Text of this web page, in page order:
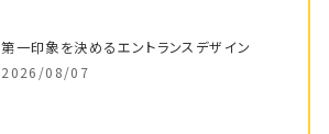
第一印象を決めるエントランスデザイン
2026/08/07